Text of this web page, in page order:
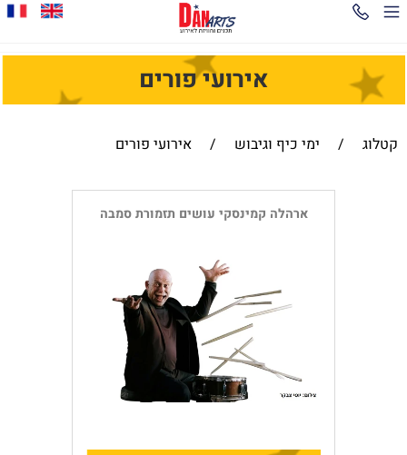
אירועי פורים
קטלוג / ימי כיף וגיבוש / אירועי פורים
ארהלה קמינסקי עושים תזמורת סמבה